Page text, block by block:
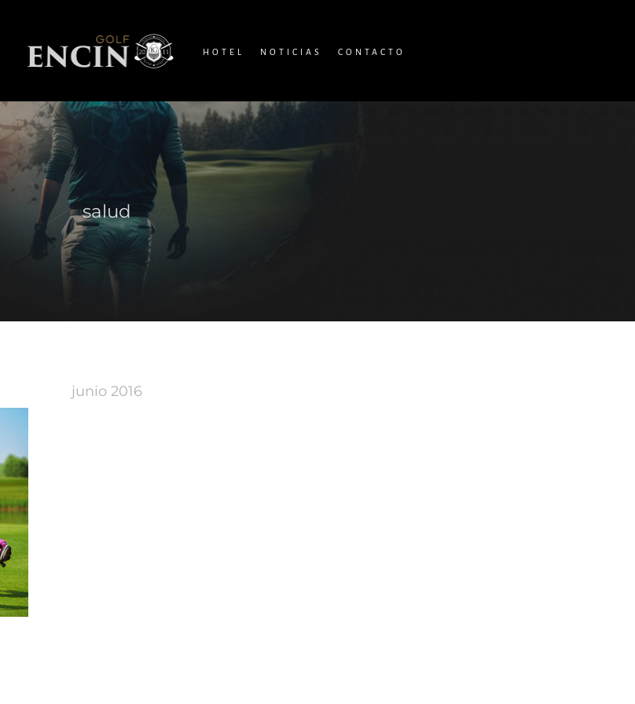
HOTEL NOTICIAS CONTACTO
salud
junio 2016